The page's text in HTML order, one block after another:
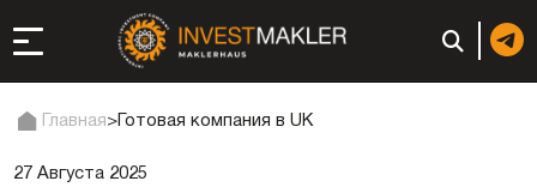
Главная> Готовая компания в UK
27 Августа 2025